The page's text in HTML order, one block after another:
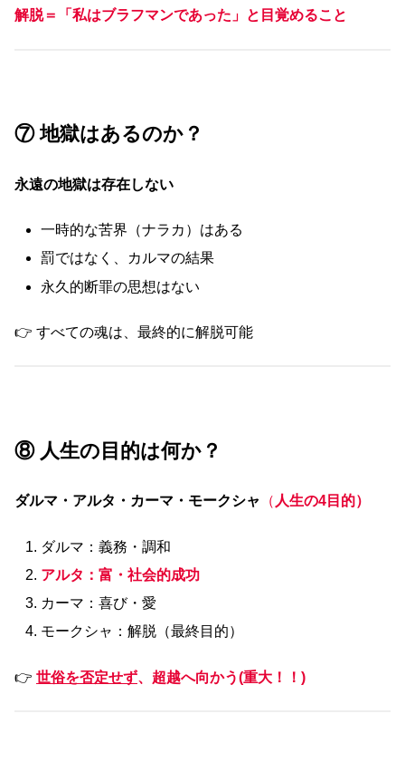
解脱＝「私はブラフマンであった」と目覚めること
⑦ 地獄はあるのか？
永遠の地獄は存在しない
一時的な苦界（ナラカ）はある
罰ではなく、カルマの結果
永久的断罪の思想はない
👉 すべての魂は、最終的に解脱可能
⑧ 人生の目的は何か？
ダルマ・アルタ・カーマ・モークシャ （ 人生の4目的）
ダルマ：義務・調和
アルタ：富・社会的成功
カーマ：喜び・愛
モークシャ：解脱（最終目的）
👉 世俗を否定せず、超越へ向かう(重大！！)